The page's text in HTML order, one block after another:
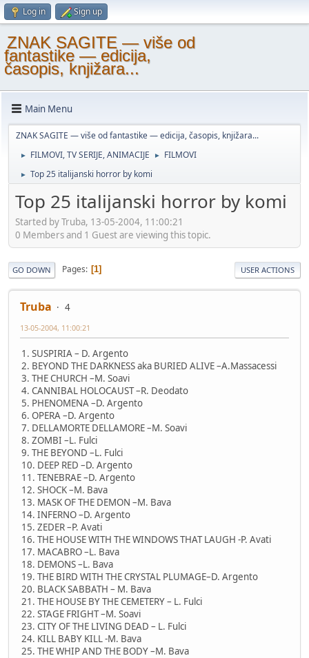
Log in Sign up
ZNAK SAGITE — više od
fantastike — edicija,
časopis, knjižara...
Main Menu
ZNAK SAGITE — više od fantastike — edicija, časopis, knjižara...
► FILMOVI, TV SERIJE, ANIMACIJE ► FILMOVI
► Top 25 italijanski horror by komi
Top 25 italijanski horror by komi
Started by Truba, 13-05-2004, 11:00:21
0 Members and 1 Guest are viewing this topic.
GO DOWN Pages 1 USER ACTIONS
Truba 4
13-05-2004, 11:00:21
1. SUSPIRIA – D. Argento
2. BEYOND THE DARKNESS aka BURIED ALIVE –A.Massacessi
3. THE CHURCH –M. Soavi
4. CANNIBAL HOLOCAUST –R. Deodato
5. PHENOMENA –D. Argento
6. OPERA –D. Argento
7. DELLAMORTE DELLAMORE –M. Soavi
8. ZOMBI –L. Fulci
9. THE BEYOND –L. Fulci
10. DEEP RED –D. Argento
11. TENEBRAE –D. Argento
12. SHOCK –M. Bava
13. MASK OF THE DEMON –M. Bava
14. INFERNO –D. Argento
15. ZEDER –P. Avati
16. THE HOUSE WITH THE WINDOWS THAT LAUGH -P. Avati
17. MACABRO –L. Bava
18. DEMONS –L. Bava
19. THE BIRD WITH THE CRYSTAL PLUMAGE–D. Argento
20. BLACK SABBATH – M. Bava
21. THE HOUSE BY THE CEMETERY – L. Fulci
22. STAGE FRIGHT –M. Soavi
23. CITY OF THE LIVING DEAD – L. Fulci
24. KILL BABY KILL -M. Bava
25. THE WHIP AND THE BODY –M. Bava